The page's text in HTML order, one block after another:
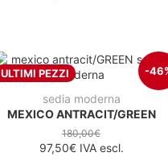
ULTIMI PEZZI -
sedia moderna
MEXICO ANTRACIT/GREEN
180,00€
97,50€IVA escl.